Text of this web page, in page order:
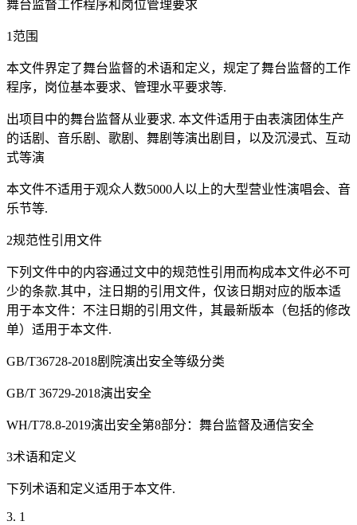
舞台监督工作程序和岗位管理要求
1范围
本文件界定了舞台监督的术语和定义，规定了舞台监督的工作
程序，岗位基本要求、管理水平要求等.
出项目中的舞台监督从业要求. 本文件适用于由表演团体生产
的话剧、音乐剧、歌剧、舞剧等演出剧目，以及沉浸式、互动
式等演
本文件不适用于观众人数5000人以上的大型营业性演唱会、音
乐节等.
2规范性引用文件
下列文件中的内容通过文中的规范性引用而构成本文件必不可
少的条款.其中，注日期的引用文件，仅该日期对应的版本适
用于本文件：不注日期的引用文件，其最新版本（包括的修改
单）适用于本文件.
GB/T36728-2018剧院演出安全等级分类
GB/T 36729-2018演出安全
WH/T78.8-2019演出安全第8部分：舞台监督及通信安全
3术语和定义
下列术语和定义适用于本文件.
3. 1